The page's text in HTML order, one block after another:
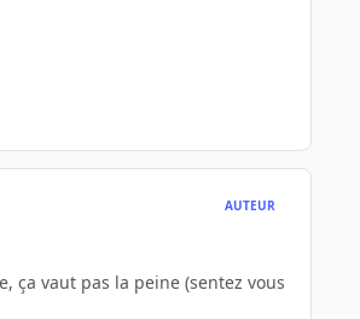
AUTEUR
ça vaut pas la peine (sentez vous